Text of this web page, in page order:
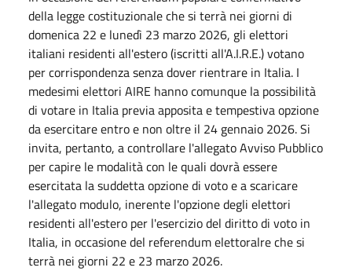
della legge costituzionale che si terrà nei giorni di
domenica 22 e lunedì 23 marzo 2026, gli elettori
italiani residenti all'estero (iscritti all'A.I.R.E.) votano
per corrispondenza senza dover rientrare in Italia. I
medesimi elettori AIRE hanno comunque la possibilità
di votare in Italia previa apposita e tempestiva opzione
da esercitare entro e non oltre il 24 gennaio 2026. Si
invita, pertanto, a controllare l'allegato Avviso Pubblico
per capire le modalità con le quali dovrà essere
esercitata la suddetta opzione di voto e a scaricare
l'allegato modulo, inerente l'opzione degli elettori
residenti all'estero per l'esercizio del diritto di voto in
Italia, in occasione del referendum elettoralre che si
terrà nei giorni 22 e 23 marzo 2026.